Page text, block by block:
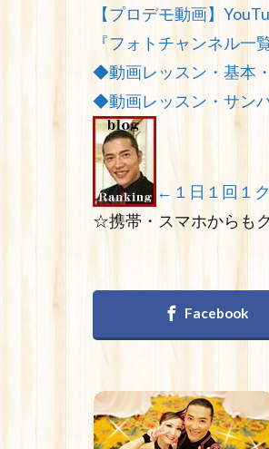
【プロデモ動画】
『フォトチャンネル一覧
◆動画レッスン・基本
◆動画レッスン・サン
←１日１回１
☆携帯・スマホからも